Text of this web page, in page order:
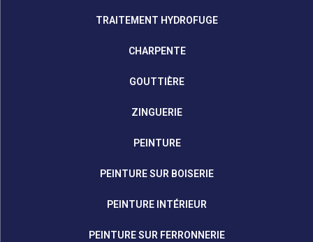
TRAITEMENT HYDROFUGE
CHARPENTE
GOUTTIÈRE
ZINGUERIE
PEINTURE
PEINTURE SUR BOISERIE
PEINTURE INTÉRIEUR
PEINTURE SUR FERRONNERIE